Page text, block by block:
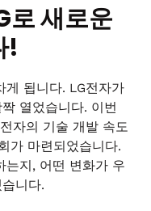
로 새로운
!
게 됩니다. LG전자가
열었습니다. 이번
자의 기술 개발 속도
가 마련되었습니다.
는지, 어떤 변화가 우
니다.